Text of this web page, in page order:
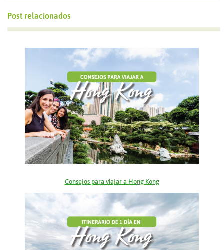
Post relacionados
Consejos para viajar a Hong Kong